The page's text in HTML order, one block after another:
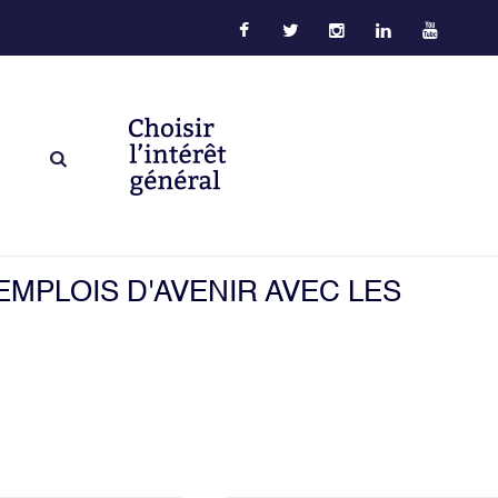
D'AVENIR AVEC LES